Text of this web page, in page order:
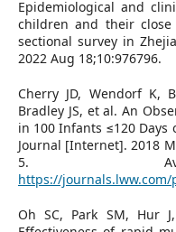
Epidemiological and
children and their close
sectional survey in
2022 Aug 18;10:976796.
Cherry JD, Wendorf K,
Bradley JS, et al. An
in 100 Infants ≤120 Days
Journal [Internet]. 2018
5.
https://journals.lww.com/
Oh SC, Park SM, Hur